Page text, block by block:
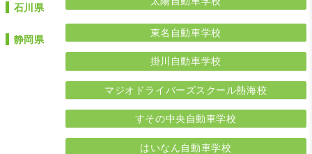
石川県
静岡県
東名自動車学校
掛川自動車学校
マジオドライバーズスクール熱海校
すその中央自動車学校
はいなん自動車学校